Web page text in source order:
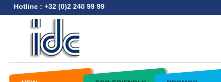
Hotline : +32 (0)2 240 99 99